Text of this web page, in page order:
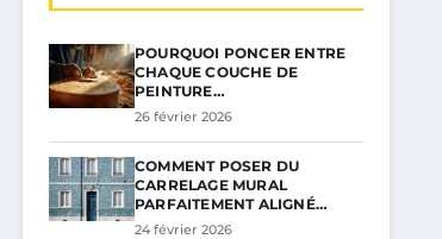
POURQUOI PONCER ENTRE
CHAQUE COUCHE DE
PEINTURE…
26 février 2026
COMMENT POSER DU
CARRELAGE MURAL
PARFAITEMENT ALIGNÉ…
24 février 2026